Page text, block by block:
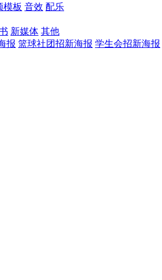
模板 音效 配乐
新媒体 其他
报 篮球社团招新海报 学生会招新海报